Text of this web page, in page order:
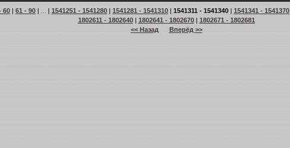
60 | 61 - 90 | ... | 1541251 - 1541280 | 1541281 - 1541310 | 1541311 - 1541340 | 1541341 - 1541370
1802611 - 1802640| 1802641 - 1802670| 1802671 - 1802681
<< Назад
Вперёд >>